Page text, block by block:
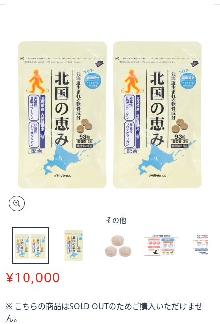
イ
ス
左
に
ワ
プ
し
その他
削
¥10,000
※ こちらの商品はSOLD OUTのためご購入いただけませ
ん。